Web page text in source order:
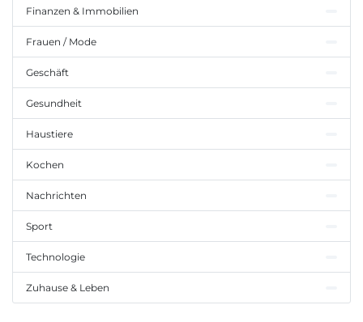
Finanzen & Immobilien
Frauen / Mode
Geschäft
Gesundheit
Haustiere
Kochen
Nachrichten
Sport
Technologie
Zuhause & Leben